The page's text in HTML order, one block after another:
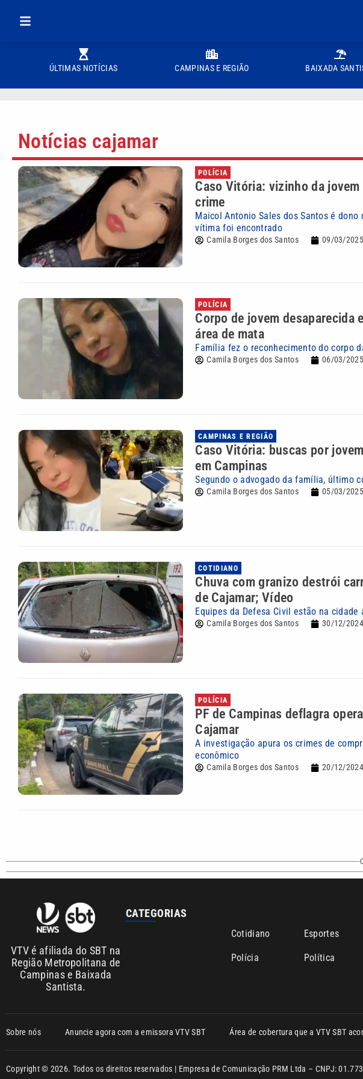
ÚLTIMAS NOTÍCIAS CAMPINAS E REGIÃO BAIXADA
Notícias cajamar
POLÍCIA
Caso Vitória: vizinho da
crime
Maicol Antonio Sales dos Santos é
vítima foi encontrado
Camila Borges dos Santos 09/03/2025
POLÍCIA
Corpo de jovem desaparecida
área de mata
Família fez o reconhecimento do corpo
Camila Borges dos Santos 06/03/2025
CAMPINAS E REGIÃO
Caso Vitória: buscas por
em Campinas
Segundo o advogado da família, último
Camila Borges dos Santos 05/03/2025
COTIDIANO
Chuva com granizo destrói
de Cajamar; Vídeo
Equipes da Defesa Civil estão na
Camila Borges dos Santos 30/12/2024
POLÍCIA
PF de Campinas deflagra
Cajamar
A investigação apura os crimes de
econômico
Camila Borges dos Santos 20/12/2024
VTV é afiliada do SBT na
Região Metropolitana de
Campinas e Baixada
Santista.
CATEGORIAS
Cotidiano Esportes
Polícia Política
Sobre nós Anuncie agora com a emissora VTV SBT Área de cobertura que a VTV SBT
Copyright © 2026. Todos os direitos reservados | Empresa de Comunicação PRM Ltda – CNPJ: